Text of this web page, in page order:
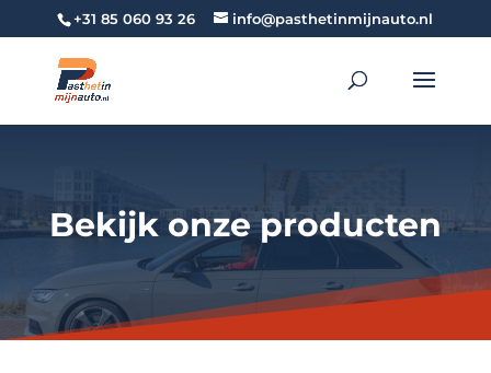
+31 85 060 93 26 info@pasthetinmijnauto.nl
Bekijk onze producten